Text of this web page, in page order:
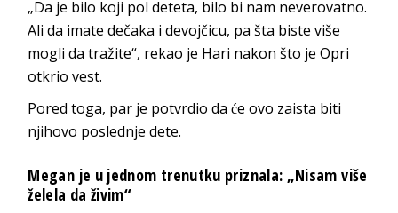
„Da je bilo koji pol deteta, bilo bi nam neverovatno.
Ali da imate dečaka i devojčicu, pa šta biste više
mogli da tražite“, rekao je Hari nakon što je Opri
otkrio vest.
Pored toga, par je potvrdio da će ovo zaista biti
njihovo poslednje dete.
Megan je u jednom trenutku priznala: „Nisam više
želela da živim“